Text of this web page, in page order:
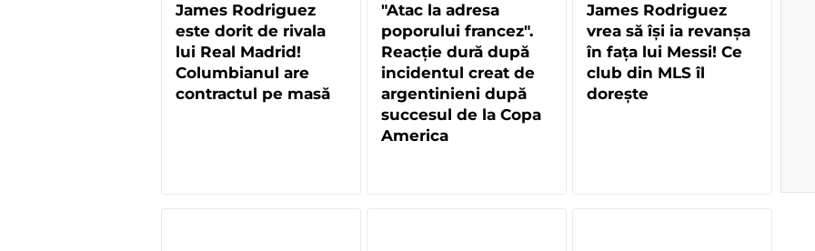
James Rodriguez
este dorit de rivala
lui Real Madrid!
Columbianul are
contractul pe masă
"Atac la adresa
poporului francez".
Reacție dură după
incidentul creat de
argentinieni după
succesul de la Copa
America
James Rodriguez
vrea să își ia revanșa
în fața lui Messi! Ce
club din MLS îl
dorește